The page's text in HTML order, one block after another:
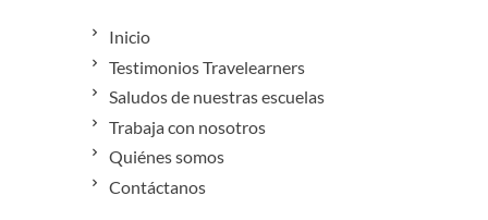
Inicio
Testimonios Travelearners
Saludos de nuestras escuelas
Trabaja con nosotros
Quiénes somos
Contáctanos